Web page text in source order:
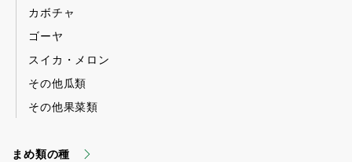
カボチャ
ゴーヤ
スイカ・メロン
その他瓜類
その他果菜類
まめ類の種